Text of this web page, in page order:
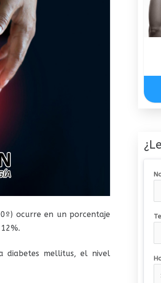
ocurre en un porcentaje
diabetes mellitus, el nivel